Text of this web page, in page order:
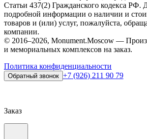
Статьи 437(2) Гражданского кодекса РФ.
подробной информации о наличии и
товаров и (или) услуг, пожалуйста,
компании.
© 2016–2026, Monument.Moscow —
и мемориальных комплексов на заказ.
Политика конфиденциальности
Обратный звонок +7 (926) 211 90 79
Заказ